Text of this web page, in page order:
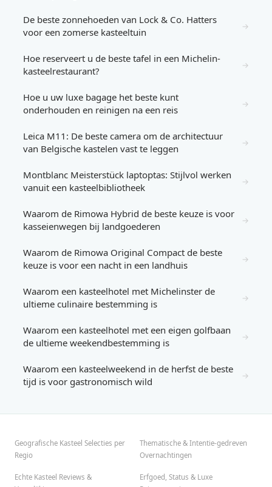
De beste zonnehoeden van Lock & Co. Hatters
voor een zomerse kasteeltuin
→
Hoe reserveert u de beste tafel in een Michelin-
kasteelrestaurant?
→
Hoe u uw luxe bagage het beste kunt
onderhouden en reinigen na een reis
→
Leica M11: De beste camera om de architectuur
van Belgische kastelen vast te leggen
→
Montblanc Meisterstück laptoptas: Stijlvol werken
vanuit een kasteelbibliotheek
→
Waarom de Rimowa Hybrid de beste keuze is voor
kasseienwegen bij landgoederen
→
Waarom de Rimowa Original Compact de beste
keuze is voor een nacht in een landhuis
→
Waarom een kasteelhotel met Michelinster de
ultieme culinaire bestemming is
→
Waarom een kasteelhotel met een eigen golfbaan
de ultieme weekendbestemming is
→
Waarom een kasteelweekend in de herfst de beste
tijd is voor gastronomisch wild
→
Geografische Kasteel Selecties per
Regio
Thematische & Intentie-gedreven
Overnachtingen
Echte Kasteel Reviews &
Erfgoed, Status & Luxe